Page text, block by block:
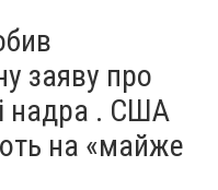
заяву про
надра . США
на «майже